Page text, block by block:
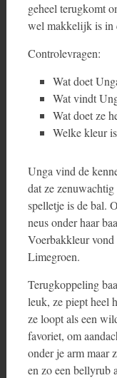
geheel terugkomt
wel makkelijk is in
Controlevragen:
Wat doet
Wat vindt
Wat doet ze
Welke kleur
Unga vind de
dat ze
spelletje is de bal.
neus onder haar
Voerbakkleur
Limegroen.
Terugkoppeling
leuk, ze piept heel
ze loopt als een
favoriet, om
onder je arm maar
en zo een bellyrub